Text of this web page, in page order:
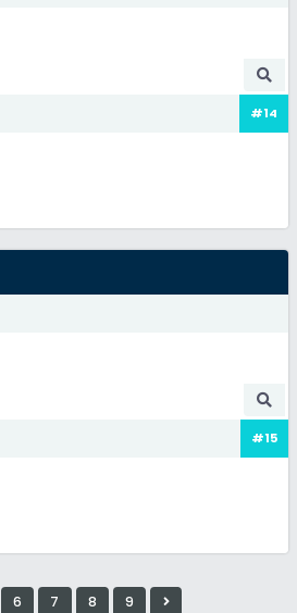
#14
#15
6 7 8 9